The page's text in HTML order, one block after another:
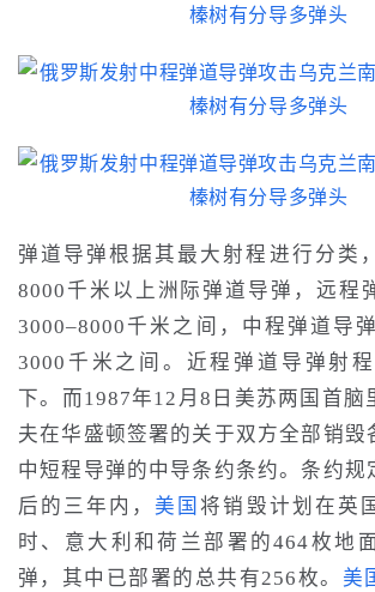
弹道导弹根据其最大射程进行分类
8000千米 以上洲际弹道导弹 ， 远程
3000–8000千米 之间 ， 中程弹道导
3000 千米 之间 。近程弹道导弹射
下。而1987年12月8日美苏两国首脑
夫在华盛顿签署的关于双方全部销毁
中短程导弹的中导条约条约。条约规
后的三年内， 美国 将销毁计划在英
时、意大利和荷兰部署的464枚地
弹，其中已部署的总共有256枚。 美